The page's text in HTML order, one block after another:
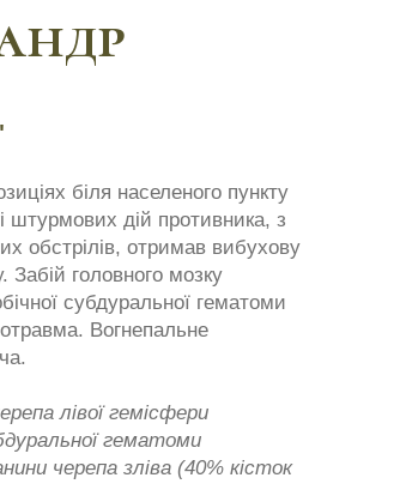
біля населеного пункту
штурмових дій противника, з
обстрілів, отримав вибухову
Забій головного мозку
субдуральної гематоми
Вогнепальне
лівої гемісфери
гематоми
черепа зліва (40% кісток